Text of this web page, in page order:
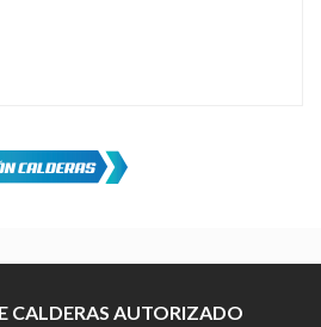
CALDERAS AUTORIZADO